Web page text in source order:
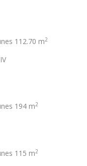
112.70 m2
194 m2
115 m2